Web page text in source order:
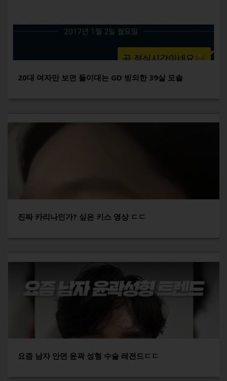
20대 여자만 보면 들이대는 GD 빙의한 39살 모솔
진짜 카리나인가? 싶은 키스 영상 ㄷㄷ
요즘 남자 안면 윤곽 성형 수술 레전드ㄷㄷ